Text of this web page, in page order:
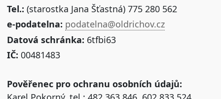
Tel.: (starostka Jana Šťastná) 775 280 562
e-podatelna: podatelna@oldrichov.cz
Datová schránka: 6tfbi63
IČ: 00481483
Pověřenec pro ochranu osobních údajů: